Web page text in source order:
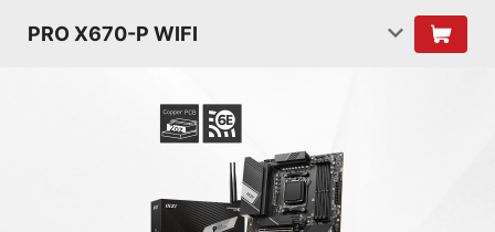
PRO X670-P WIFI